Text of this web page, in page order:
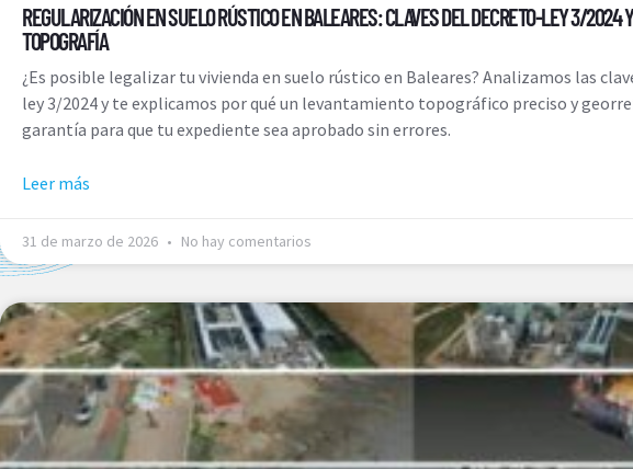
REGULARIZACIÓN EN SUELO RÚSTICO EN BALEARES: CLAVES DEL DECRETO-LEY 3/2024
TOPOGRAFÍA
¿Es posible legalizar tu vivienda en suelo rústico en Baleares? Analizamos las
ley 3/2024 y te explicamos por qué un levantamiento topográfico preciso y
garantía para que tu expediente sea aprobado sin errores.
Leer más
31 de marzo de 2026 No hay comentarios